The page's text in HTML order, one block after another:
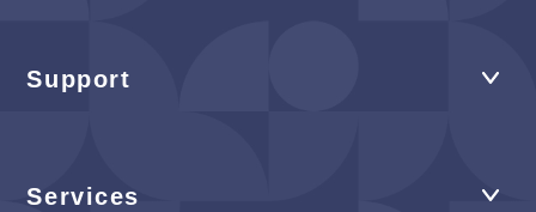
Support
Services